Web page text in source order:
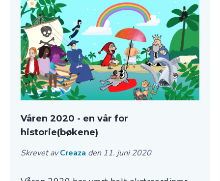
Våren 2020 - en vår for
historie(bøkene)
Skrevet avCreaza den 11. juni 2020